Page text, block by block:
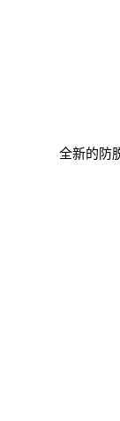
全新的防